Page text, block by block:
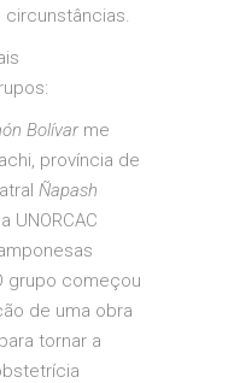
Bolívar me
província de
Ñapash
UNORCAC
grupo começou
de uma obra
tornar a